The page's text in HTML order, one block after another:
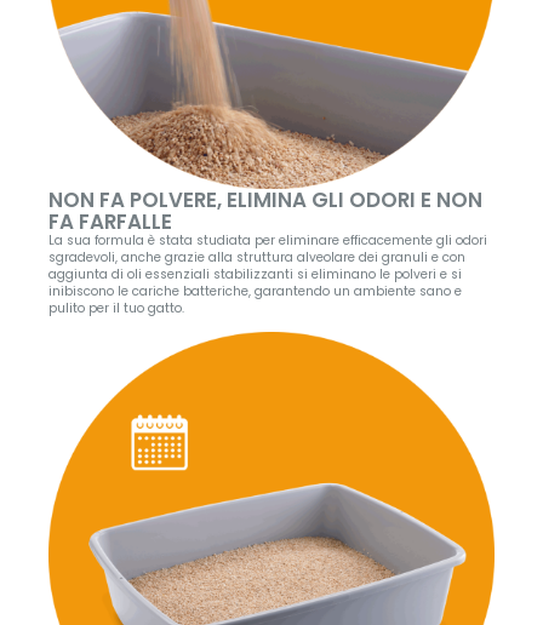
NON FA POLVERE, ELIMINA GLI ODORI E NON
FA FARFALLE
La sua formula è stata studiata per eliminare efficacemente gli odori
sgradevoli, anche grazie alla struttura alveolare dei granuli e con
aggiunta di oli essenziali stabilizzanti si eliminano le polveri e si
inibiscono le cariche batteriche, garantendo un ambiente sano e
pulito per il tuo gatto.